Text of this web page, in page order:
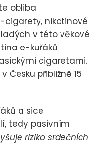
obliba
nikotinové
v této věkové
e-kuřáků
cigaretami.
Česku přibližně 15
a sice
tedy pasivním
riziko srdečních